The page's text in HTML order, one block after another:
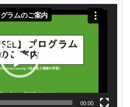
00:00